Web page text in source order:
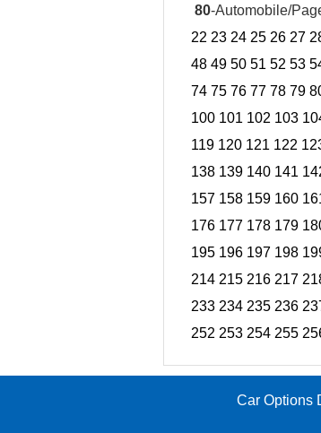
80-Automobile/
22 23 24 25 26 27
48 49 50 51 52 53
74 75 76 77 78 79
100 101 102 103
119 120 121 122
138 139 140 141
157 158 159 160
176 177 178 179
195 196 197 198
214 215 216 217
233 234 235 236
252 253 254 255
Car Options